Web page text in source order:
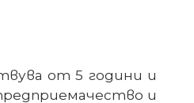
от 5 години и
и